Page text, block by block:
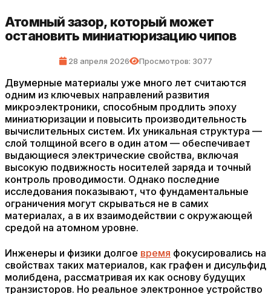
Атомный зазор, который может
остановить миниатюризацию чипов
28 апреля 2026 Просмотров: 3077
Двумерные материалы уже много лет считаются
одним из ключевых направлений развития
микроэлектроники, способным продлить эпоху
миниатюризации и повысить производительность
вычислительных систем. Их уникальная структура —
слой толщиной всего в один атом — обеспечивает
выдающиеся электрические свойства, включая
высокую подвижность носителей заряда и точный
контроль проводимости. Однако последние
исследования показывают, что фундаментальные
ограничения могут скрываться не в самих
материалах, а в их взаимодействии с окружающей
средой на атомном уровне.
Инженеры и физики долгое время фокусировались на
свойствах таких материалов, как графен и дисульфид
молибдена, рассматривая их как основу будущих
транзисторов. Но реальное электронное устройство